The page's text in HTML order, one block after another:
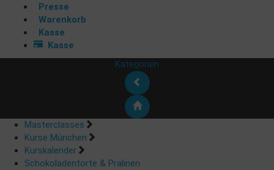
Presse
Warenkorb
Kasse
Kasse
Kategorien
Masterclasses
Kurse München
Kurskalender
Schokoladentorte & Pralinen